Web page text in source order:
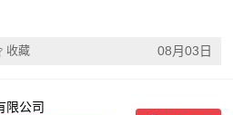
收藏 08月03日
限公司